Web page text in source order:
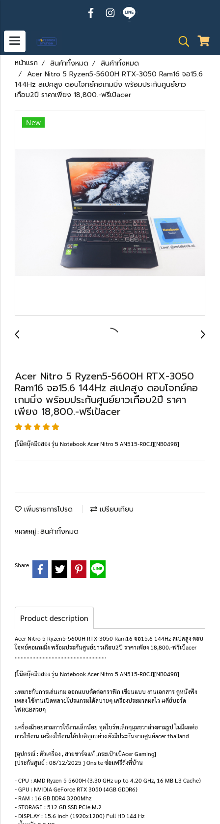
หน้าแรก สินค้าทั้งหมด
สินค้าทั้งหมด
Acer Nitro 5 Ryzen5-5600H RTX-3050 Ram16 จอ15.6
144Hz สเปคสูง ตอบโจทย์คอเกมมิ่ง พร้อมประกันศูนย์ยาว
เกือบ2ปี ราคาเพียง 18,800.-ฟรีเป้acer
New
Acer Nitro 5 Ryzen5-5600H RTX-3050
Ram16 จอ15.6 144Hz สเปคสูง ตอบโจทย์คอ
เกมมิ่ง พร้อมประกันศูนย์ยาวเกือบ2ปี ราคา
เพียง 18,800.-ฟรีเป้acer
[โน๊ตบุ๊คมือสอง รุ่น Notebook Acer Nitro 5 AN515-R0CJ][NB0498]
เพิ่มรายการโปรด เปรียบเทียบ
หมวดหมู่ :สินค้าทั้งหมด
Share
Product description
Acer Nitro 5 Ryzen5-5600H RTX-3050 Ram16 จอ15.6 144Hz สเปคสูง ตอบ
โจทย์คอเกมมิ่ง พร้อมประกันศูนย์ยาวเกือบ2ปี ราคาเพียง 18,800.-ฟรีเป้acer
..............................................................
[โน๊ตบุ๊คมือสอง รุ่น Notebook Acer Nitro 5 AN515-R0CJ][NB0498]
:เหมาะกับการเล่นเกม ออกแบบตัดต่อกราฟิก เขียนแบบ งานเอกสาร ดูหนังฟัง
เพลง ใช้งานเปิดหลายโปรแกรมได้สบายๆ เครื่องประมวลผลไว #คีย์บอร์ด
ไฟRGBสวยๆ
:เครื่องมีรอยตามการใช้งานเล็กน้อย จุดไบร์ทเล็กๆมุมขวาล่างตามรูป ไม่มีผลต่อ
การใช้งาน เครื่องใช้งานได้ปกติทุกอย่าง ยังมีประกันจากศูนย์acer thailand
[อุปกรณ์ : ตัวเครื่อง , สายชาร์จแท้ ,กระเป๋าเป้Acer Gaming]
[ประกันศูนย์ : 08/12/2025 ] Onsite ซ่อมฟรีถึงที่บ้าน
- CPU : AMD Ryzen 5 5600H (3.30 GHz up to 4.20 GHz, 16 MB L3 Cache)
- GPU : NVIDIA GeForce RTX 3050 (4GB GDDR6)
- RAM : 16 GB DDR4 3200Mhz
- STORAGE : 512 GB SSD PCIe M.2
- DISPLAY : 15.6 inch (1920x1200) Full HD 144 Hz